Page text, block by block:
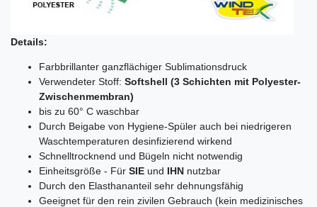
Details:
Farbbrillanter ganzflächiger Sublimationsdruck
Verwendeter Stoff: Softshell (3 Schichten mit Polyester-
Zwischenmembran)
bis zu 60° C waschbar
Durch Beigabe von Hygiene-Spüler auch bei niedrigeren
Waschtemperaturen desinfizierend wirkend
Schnelltrocknend und Bügeln nicht notwendig
Einheitsgröße - Für SIE und IHN nutzbar
Durch den Elasthananteil sehr dehnungsfähig
Geeignet für den rein zivilen Gebrauch (kein medizinisches